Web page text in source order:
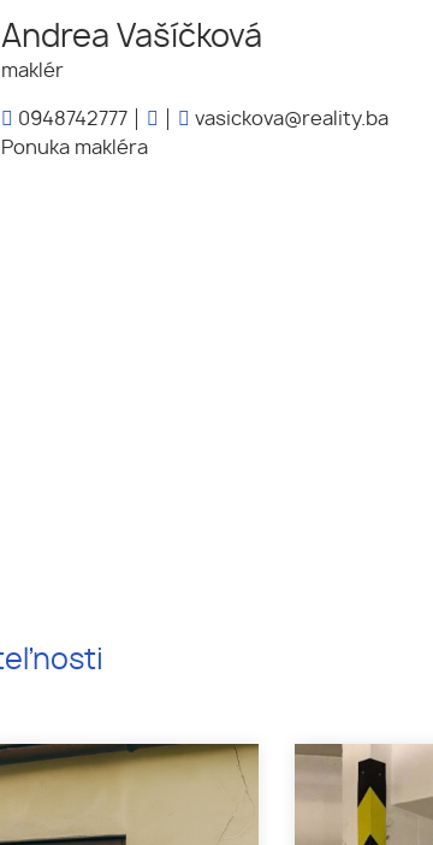
Andrea Vašíčková
maklér
0948742777
vasickova@reality.ba
Ponuka makléra